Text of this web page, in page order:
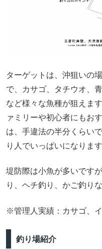
ターゲットは、沖狙いの
で、カサゴ、タチウオ、
など様々な魚種が狙えま
ァミリーや初心者にもお
は、手違法の半分くらい
り人でいっぱいになります
堤防際は小魚が多いです
り、ヘチ釣り、かご釣り
※管理人実績：カサゴ、
釣り場紹介